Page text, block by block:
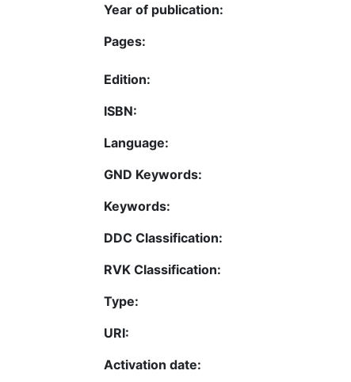
Year of publication:
Pages:
Edition:
ISBN:
Language:
GND Keywords:
Keywords:
DDC Classification:
RVK Classification:
Type:
URI:
Activation date: